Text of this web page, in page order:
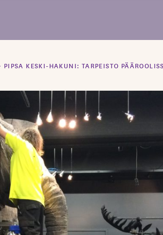
PIPSA KESKI-HAKUNI: TARPEISTO